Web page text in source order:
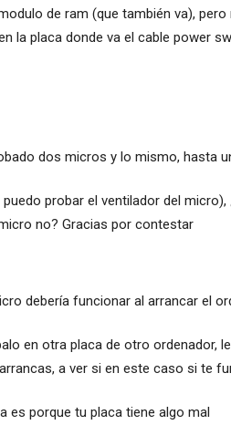
de ram (que también va),
la placa donde va el cable power sw
dos micros y lo mismo, hasta
probar el ventilador del
no? Gracias por contestar
debería funcionar al arrancar el
en otra placa de otro ordenador,
a ver si en este caso si te
es porque tu placa tiene algo mal